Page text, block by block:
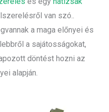
van szó..
a maga előnyei és
a sajátosságokat,
döntést hozni az
alapján.